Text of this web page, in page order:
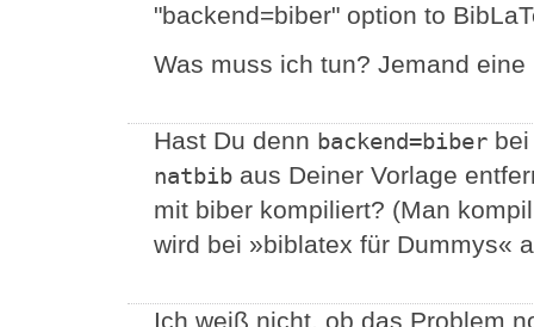
"backend=biber" option to
Was muss ich tun? Jemand eine
Hast Du denn backend=biber
natbib aus Deiner Vorlage
mit biber kompiliert? (Man
wird bei »biblatex für Dummys«
Ich weiß nicht, ob das Problem